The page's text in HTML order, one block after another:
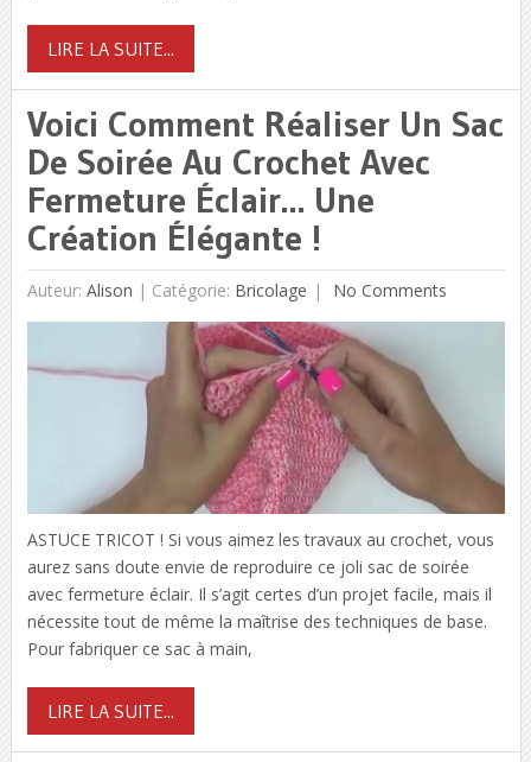
LIRE LA SUITE...
Voici Comment Réaliser Un Sac
De Soirée Au Crochet Avec
Fermeture Éclair… Une
Création Élégante !
Auteur: Alison | Catégorie: Bricolage No Comments
ASTUCE TRICOT ! Si vous aimez les travaux au crochet, vous
aurez sans doute envie de reproduire ce joli sac de soirée
avec fermeture éclair. Il s’agit certes d’un projet facile, mais il
nécessite tout de même la maîtrise des techniques de base.
Pour fabriquer ce sac à main,
LIRE LA SUITE...